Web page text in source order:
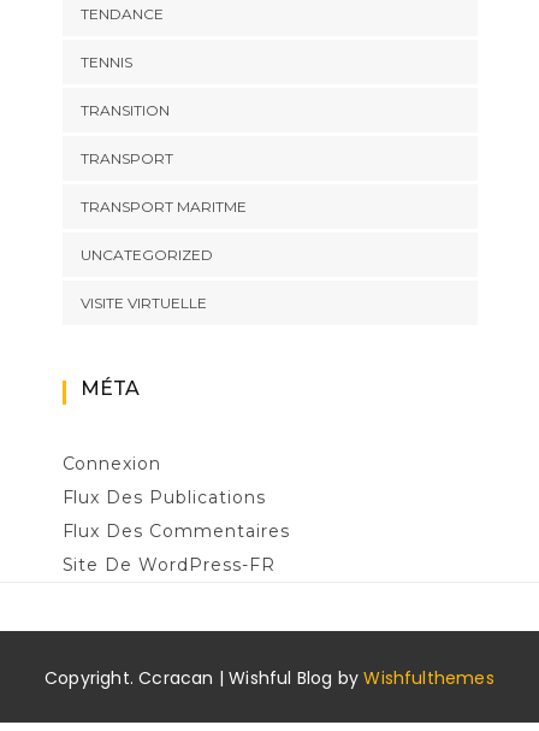
TENDANCE
TENNIS
TRANSITION
TRANSPORT
TRANSPORT MARITME
UNCATEGORIZED
VISITE VIRTUELLE
MÉTA
Connexion
Flux Des Publications
Flux Des Commentaires
Site De WordPress-FR
Copyright. Ccracan | Wishful Blog byWishfulthemes